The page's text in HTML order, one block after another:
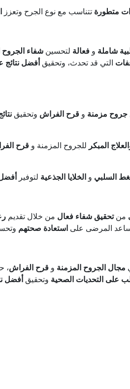
متطورة تتناسب مع نوع الجرح وتعزز
شاملة و فعالة لتحسين شفاء الجروح
التي قد تحدث، وتحقيقأفضل نتائج
جروح مزمنة و قرح الفراش وتحقيق
المبكر للجروح المزمنة و قرح
السلبي و الخلايا الجذعية لتوفير
منتحقيق شفاء فعال من خلال تقديم
المرضى على استعادة صحتهم
مجال الجروح المزمنة و قرح الفراش،
على التحديات الصحية وتحقيقأفضل